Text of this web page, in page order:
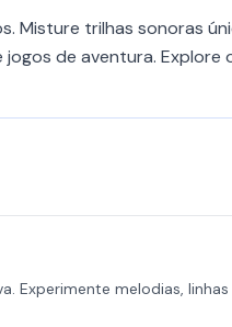
Misture trilhas sonoras
de aventura. Explore
Experimente melodias,